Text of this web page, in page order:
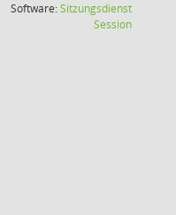
Software:Sitzungsdienst
Session(Wird in